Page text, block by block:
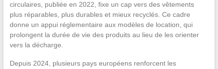
circulaires, publiée en 2022, fixe un cap vers des vêtements
plus réparables, plus durables et mieux recyclés. Ce cadre
donne un appui réglementaire aux modèles de location, qui
prolongent la durée de vie des produits au lieu de les orienter
vers la décharge.
Depuis 2024, plusieurs pays européens renforcent les